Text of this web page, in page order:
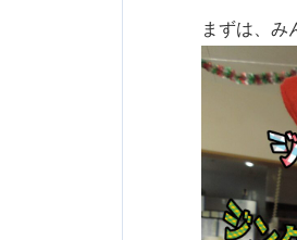
まずは、み